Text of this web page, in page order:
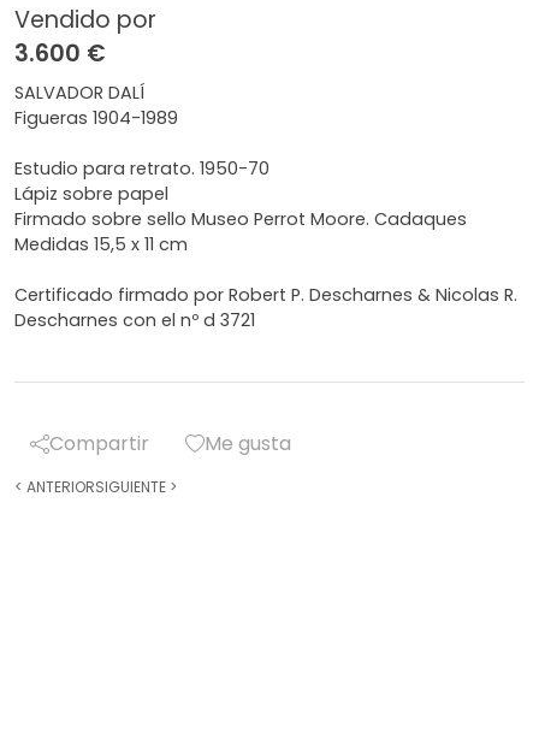
Vendido por
3.600 €
SALVADOR DALÍ
Figueras 1904-1989
Estudio para retrato. 1950-70
Lápiz sobre papel
Firmado sobre sello Museo Perrot Moore. Cadaques
Medidas 15,5 x 11 cm
Certificado firmado por Robert P. Descharnes & Nicolas R.
Descharnes con el nº d 3721
Compartir Me gusta
< ANTERIORSIGUIENTE >